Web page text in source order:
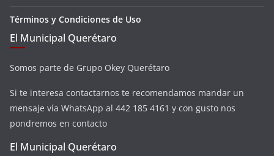
Términos y Condiciones de Uso
El Municipal Querétaro
Somos parte de Grupo Okey Querétaro
Si te interesa contactarnos te recomendamos mandar un
mensaje vía WhatsApp al 442 185 4161 y con gusto nos
pondremos en contacto
El Municipal Querétaro